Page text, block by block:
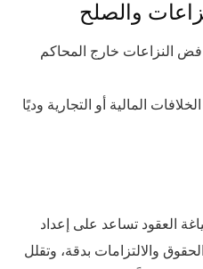
النزاعات خارج المحاكم
المالية أو التجارية وديًا
العقود تساعد على إعداد
والالتزامات بدقة، وتقلل